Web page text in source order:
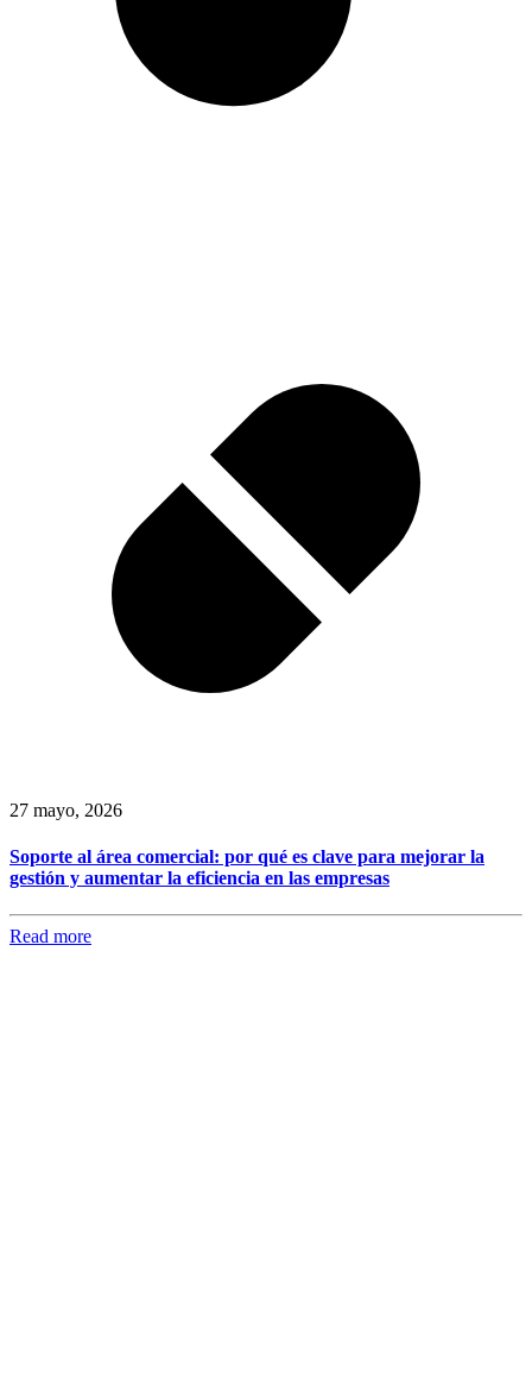
27 mayo, 2026
Soporte al área comercial: por qué es clave para mejorar la
gestión y aumentar la eficiencia en las empresas
Read more